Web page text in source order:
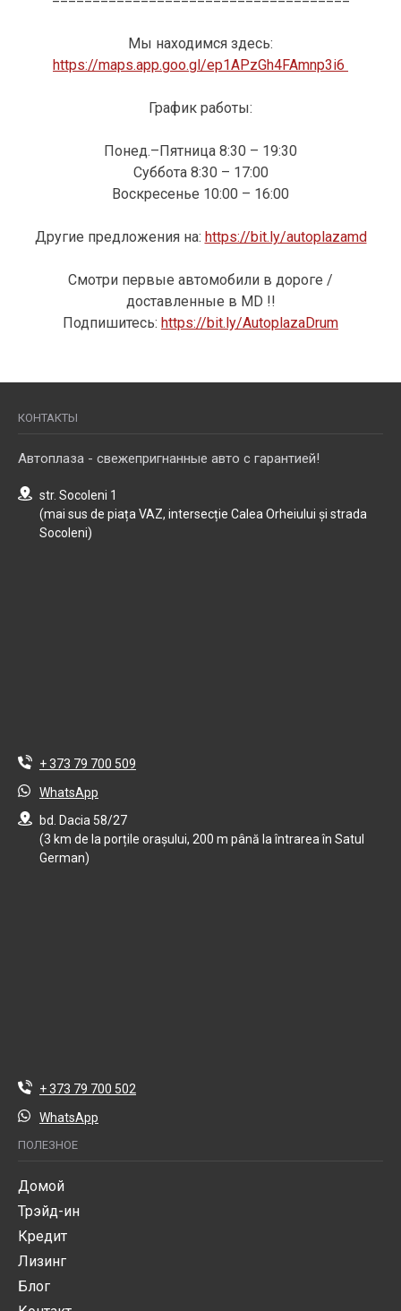
Мы находимся здесь:
https://maps.app.goo.gl/ep1APzGh4FAmnp3i6
График работы:
Понед.–Пятница 8:30 – 19:30
Суббота 8:30 – 17:00
Воскресенье 10:00 – 16:00
Другие предложения на: https://bit.ly/autoplazamd
Смотри первые автомобили в дороге /
доставленные в MD !!
Подпишитесь: https://bit.ly/AutoplazaDrum
КОНТАКТЫ
Автоплаза - свежепригнанные авто с гарантией!
str. Socoleni 1
(mai sus de piața VAZ, intersecție Calea Orheiului și strada
Socoleni)
+ 373 79 700 509
WhatsApp
bd. Dacia 58/27
(3 km de la porțile orașului, 200 m până la întrarea în Satul
German)
+ 373 79 700 502
WhatsApp
ПОЛЕЗНОЕ
Домой
Трэйд-ин
Кредит
Лизинг
Блог